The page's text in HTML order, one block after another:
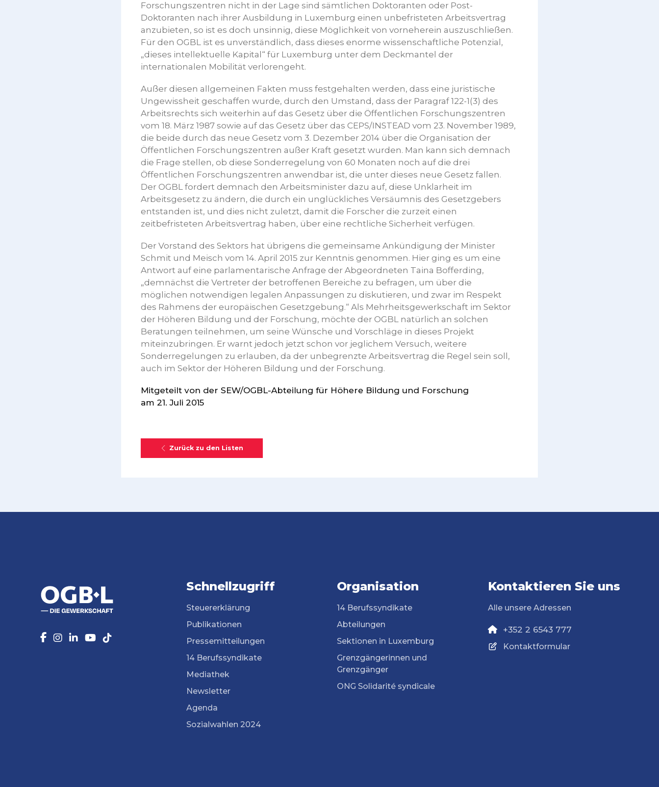
Forschungszentren nicht in der Lage sind sämtlichen Doktoranten oder Post-
Doktoranten nach ihrer Ausbildung in Luxemburg einen unbefristeten Arbeitsvertrag
anzubieten, so ist es doch unsinnig, diese Möglichkeit von vorneherein auszuschließen.
Für den OGBL ist es unverständlich, dass dieses enorme wissenschaftliche Potenzial,
„dieses intellektuelle Kapital“ für Luxemburg unter dem Deckmantel der
internationalen Mobilität verlorengeht.
Außer diesen allgemeinen Fakten muss festgehalten werden, dass eine juristische
Ungewissheit geschaffen wurde, durch den Umstand, dass der Paragraf 122-1(3) des
Arbeitsrechts sich weiterhin auf das Gesetz über die Öffentlichen Forschungszentren
vom 18. März 1987 sowie auf das Gesetz über das CEPS/INSTEAD vom 23. November 1989,
die beide durch das neue Gesetz vom 3. Dezember 2014 über die Organisation der
Öffentlichen Forschungszentren außer Kraft gesetzt wurden. Man kann sich demnach
die Frage stellen, ob diese Sonderregelung von 60 Monaten noch auf die drei
Öffentlichen Forschungszentren anwendbar ist, die unter dieses neue Gesetz fallen.
Der OGBL fordert demnach den Arbeitsminister dazu auf, diese Unklarheit im
Arbeitsgesetz zu ändern, die durch ein unglückliches Versäumnis des Gesetzgebers
entstanden ist, und dies nicht zuletzt, damit die Forscher die zurzeit einen
zeitbefristeten Arbeitsvertrag haben, über eine rechtliche Sicherheit verfügen.
Der Vorstand des Sektors hat übrigens die gemeinsame Ankündigung der Minister
Schmit und Meisch vom 14. April 2015 zur Kenntnis genommen. Hier ging es um eine
Antwort auf eine parlamentarische Anfrage der Abgeordneten Taina Bofferding,
„demnächst die Vertreter der betroffenen Bereiche zu befragen, um über die
möglichen notwendigen legalen Anpassungen zu diskutieren, und zwar im Respekt
des Rahmens der europäischen Gesetzgebung.“ Als Mehrheitsgewerkschaft im Sektor
der Höheren Bildung und der Forschung, möchte der OGBL natürlich an solchen
Beratungen teilnehmen, um seine Wünsche und Vorschläge in dieses Projekt
miteinzubringen. Er warnt jedoch jetzt schon vor jeglichem Versuch, weitere
Sonderregelungen zu erlauben, da der unbegrenzte Arbeitsvertrag die Regel sein soll,
auch im Sektor der Höheren Bildung und der Forschung.
Mitgeteilt von der SEW/OGBL-Abteilung für Höhere Bildung und Forschung
am 21. Juli 2015
Zurück zu den Listen
Schnellzugriff
Steuererklärung
Publikationen
Pressemitteilungen
14 Berufssyndikate
Mediathek
Newsletter
Agenda
Sozialwahlen 2024
Organisation
14 Berufssyndikate
Abteilungen
Sektionen in Luxemburg
Grenzgängerinnen und
Grenzgänger
ONG Solidarité syndicale
Kontaktieren Sie uns
Alle unsere Adressen
+352 2 6543 777
Kontaktformular